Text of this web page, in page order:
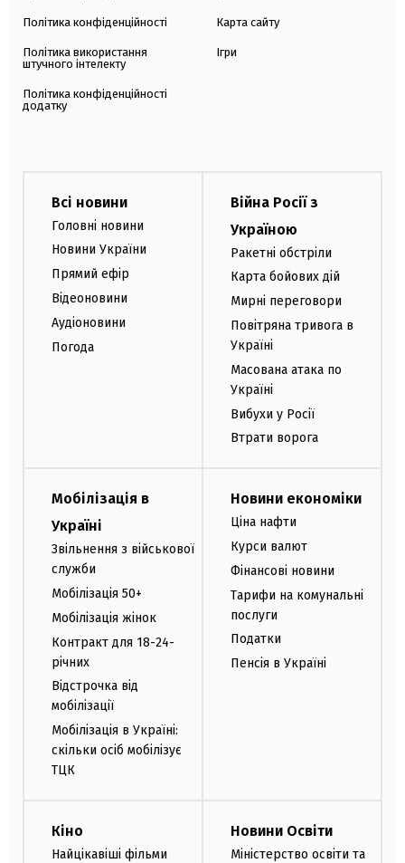
Політика конфіденційності
Політика використання
штучного інтелекту
Політика конфіденційності
додатку
Карта сайту
Ігри
Всі новини
Головні новини
Новини України
Прямий ефір
Відеоновини
Аудіоновини
Погода
Війна Росії з
Україною
Ракетні обстріли
Карта бойових дій
Мирні переговори
Повітряна тривога в
Україні
Масована атака по
Україні
Вибухи у Росії
Втрати ворога
Мобілізація в
Україні
Звільнення з військової
служби
Мобілізація 50+
Мобілізація жінок
Контракт для 18-24-
річних
Відстрочка від
мобілізації
Мобілізація в Україні:
скільки осіб мобілізує
ТЦК
Новини економіки
Ціна нафти
Курси валют
Фінансові новини
Тарифи на комунальні
послуги
Податки
Пенсія в Україні
Кіно
Найцікавіші фільми
Новини Освіти
Міністерство освіти та